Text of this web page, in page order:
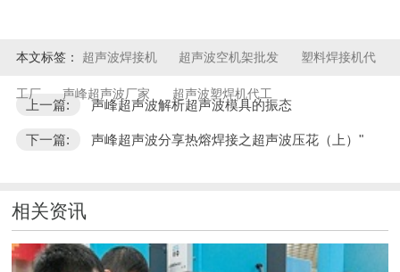
本文标签： 超声波焊接机 超声波空机架批发 塑料焊接机代
工厂 声峰超声波厂家 超声波塑焊机代工
上一篇: 声峰超声波解析超声波模具的振态
下一篇: 声峰超声波分享热熔焊接之超声波压花（上）"
相关资讯